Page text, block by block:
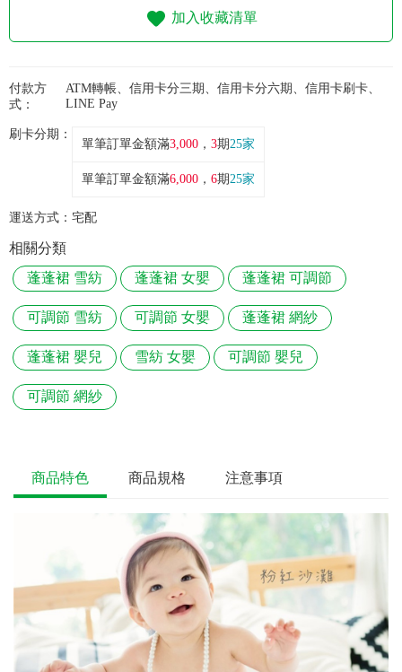
加入收藏清單
付款方
式：
ATM轉帳、信用卡分三期、信用卡分六期、信用卡刷卡、
LINE Pay
刷卡分期：
單筆訂單金額滿3,000 ， 3期25家
單筆訂單金額滿6,000 ， 6期25家
運送方式： 宅配
相關分類
蓬蓬裙 雪紡
蓬蓬裙 女嬰 蓬蓬裙 可調節
可調節 雪紡 可調節 女嬰 蓬蓬裙 網紗
蓬蓬裙 嬰兒 雪紡 女嬰 可調節 嬰兒
可調節 網紗
商品特色 商品規格 注意事項